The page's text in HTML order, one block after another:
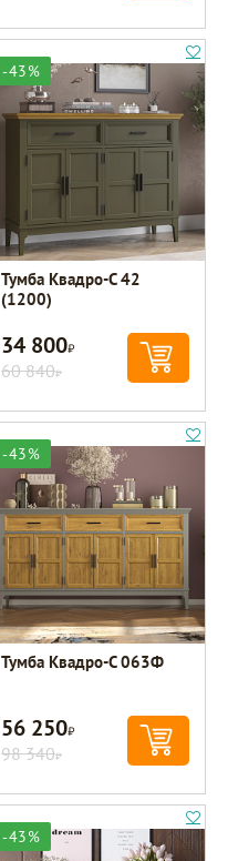
-43%
Тумба Квадро-С 42
(1200)
34 800Р
60 840Р
-43%
Тумба Квадро-С 063Ф
56 250Р
98 340Р
-43%